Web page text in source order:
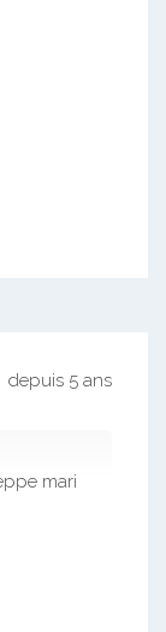
depuis 5 ans
mari